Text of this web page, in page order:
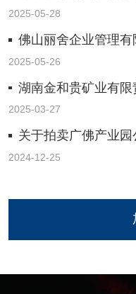
2025-05-28
佛山丽舍企业管理
2025-05-26
湖南金和贵矿业有
整案 招募公告
2025-03-27
关于拍卖广佛产业
2024-12-25